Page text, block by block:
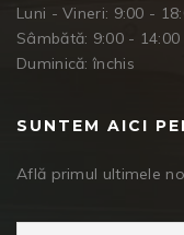
Luni - Vineri: 9:00 -
Sâmbătă: 9:00 - 14:00
Duminică: închis
SUNTEM AICI
Află primul ultimele